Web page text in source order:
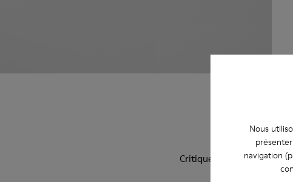
Nous
navigation
Critiques sur Wabi